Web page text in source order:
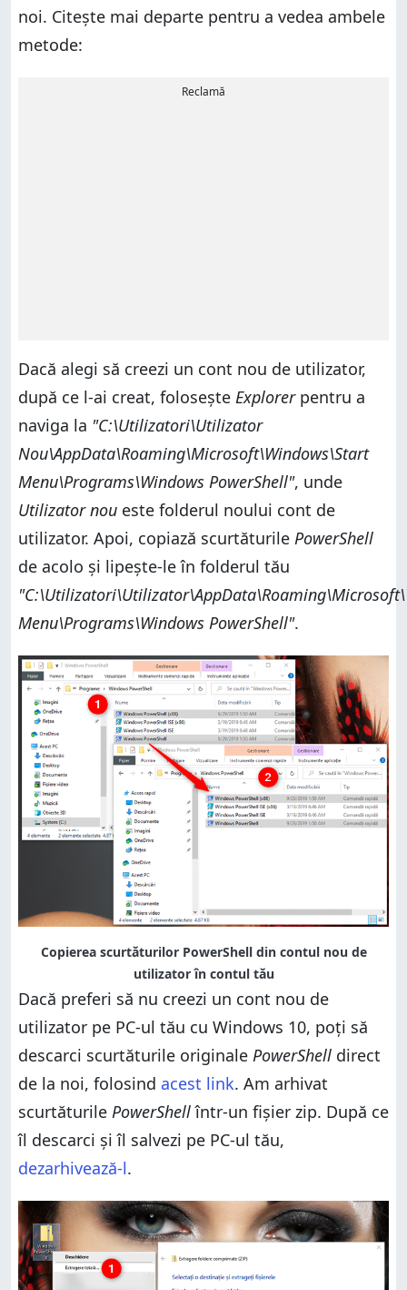
noi. Citește mai departe pentru a vedea ambele
metode:
Reclamă
Dacă alegi să creezi un cont nou de utilizator,
după ce l-ai creat, folosește Explorerpentru a
naviga la "C:\Utilizatori\Utilizator
Nou\AppData\Roaming\Microsoft\Windows\Start
Menu\Programs\Windows PowerShell", unde
Utilizator nou este folderul noului cont de
utilizator. Apoi, copiază scurtăturile PowerShell
de acolo și lipește-le în folderul tău
Menu\Programs\Windows PowerShell".
Copierea scurtăturilor PowerShell din contul nou de
utilizator în contul tău
Dacă preferi să nu creezi un cont nou de
utilizator pe PC-ul tău cu Windows 10, poți să
descarci scurtăturile originale PowerShell direct
de la noi, folosind acest link. Am arhivat
scurtăturile PowerShellîntr-un fișier zip. După ce
îl descarci și îl salvezi pe PC-ul tău,
dezarhivează-l.